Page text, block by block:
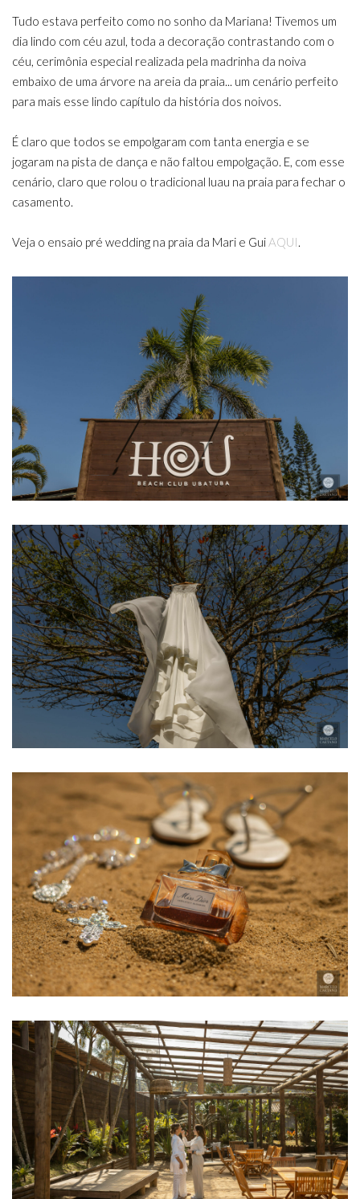
Tudo estava perfeito como no sonho da Mariana! Tivemos um
dia lindo com céu azul, toda a decoração contrastando com o
céu, cerimônia especial realizada pela madrinha da noiva
embaixo de uma árvore na areia da praia... um cenário perfeito
para mais esse lindo capítulo da história dos noivos.
É claro que todos se empolgaram com tanta energia e se
jogaram na pista de dança e não faltou empolgação. E, com esse
cenário, claro que rolou o tradicional luau na praia para fechar o
casamento.
Veja o ensaio pré wedding na praia da Mari e Gui AQUI.